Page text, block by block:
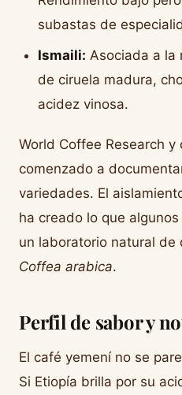
subastas de
Ismaili: Asociada a la
de ciruela madura,
acidez vinosa.
World Coffee Research
comenzado a
variedades. El
ha creado lo que
un laboratorio natural
Coffea arabica.
Perfil de sabor y
El café yemení no se
Si Etiopía brilla por su